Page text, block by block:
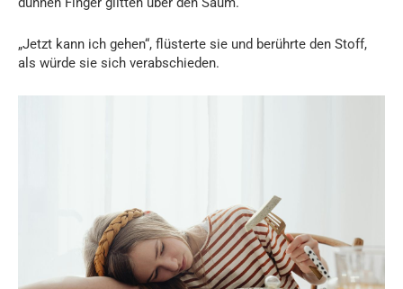
„Jetzt kann ich gehen“, flüsterte sie und berührte den Stoff,
als würde sie sich verabschieden.